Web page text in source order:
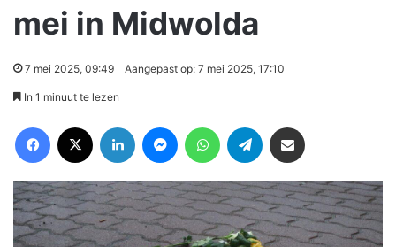
mei in Midwolda
7 mei 2025, 09:49 Aangepast op: 7 mei 2025, 17:10
In 1 minuut te lezen